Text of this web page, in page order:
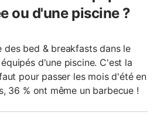
ou d'une piscine ?
des bed & breakfasts dans le
d'une piscine. C'est la
pour passer les mois d'été en
36 % ont même un barbecue !